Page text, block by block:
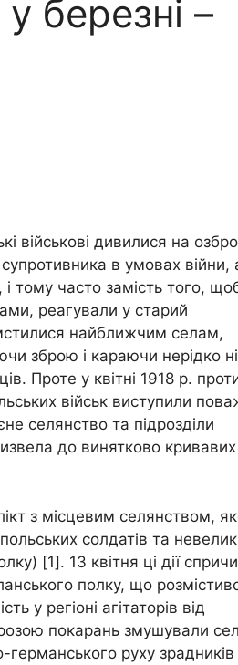
березні –
військові дивилися на
в умовах війни,
тому часто замість того,
реагували у старий
найближчим селам,
зброю і караючи нерідко
Проте у квітні 1918 р.
військ виступили
селянство та підрозділи
до винятково кривавих
з місцевим селянством,
солдатів та
[1]. 13 квітня ці дії
полку, що
у регіоні агітаторів від
покарань змушували
германського руху зрадників